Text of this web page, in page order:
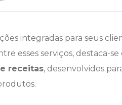
integradas para seus
esses serviços, destaca-se
receitas, desenvolvidos